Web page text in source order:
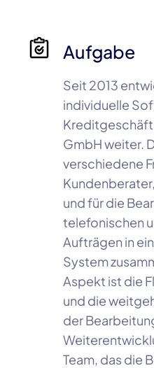
Aufgabe
Seit 2013
individuelle
GmbHweiter.
verschiedene
und für die
telefonischen
Aufträgen in
System
Aspekt ist die
und die
der
Team, das die